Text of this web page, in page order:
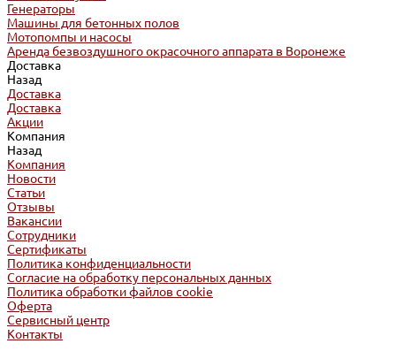
Генераторы
Машины для бетонных полов
Мотопомпы и насосы
Аренда безвоздушного окрасочного аппарата в Воронеже
Доставка
Назад
Доставка
Доставка
Акции
Компания
Назад
Компания
Новости
Статьи
Отзывы
Вакансии
Сотрудники
Сертификаты
Политика конфиденциальности
Согласие на обработку персональных данных
Политика обработки файлов cookie
Оферта
Сервисный центр
Контакты